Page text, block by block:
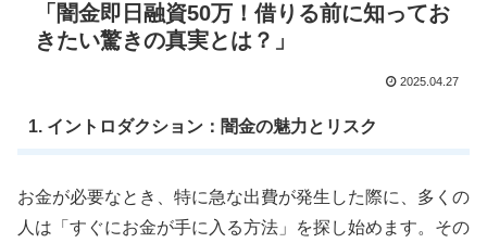
「闇金即日融資50万！借りる前に知ってお
きたい驚きの真実とは？」
2025.04.27
1. イントロダクション：闇金の魅力とリスク
お金が必要なとき、特に急な出費が発生した際に、多くの
人は「すぐにお金が手に入る方法」を探し始めます。その